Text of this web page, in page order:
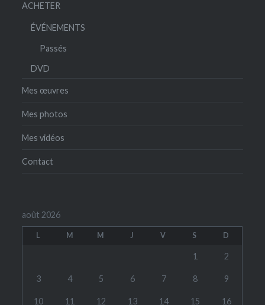
ACHETER
ÉVÉNEMENTS
Passés
DVD
Mes œuvres
Mes photos
Mes vidéos
Contact
août 2026
L M M J V S D
1 2
3 4 5 6 7 8 9
10 11 12 13 14 15 16